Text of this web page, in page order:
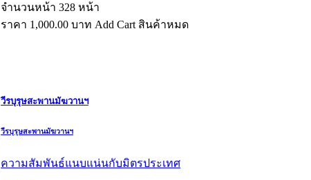
จำนวนหน้า 328 หน้า
ราคา 1,000.00 บาท Add Cart สินค้าหมด
วีรบุรุษสะพานมัฆวานฯ
วีรบุรุษสะพานมัฆวานฯ
ความสัมพันธ์แนบแน่นกับมิตรประเทศ